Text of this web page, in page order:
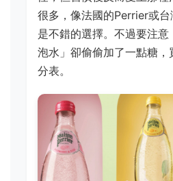
很多，像法國的Perrier或
是不錯的選擇。不過要注
泡水」卻偷偷加了一點糖
分表。